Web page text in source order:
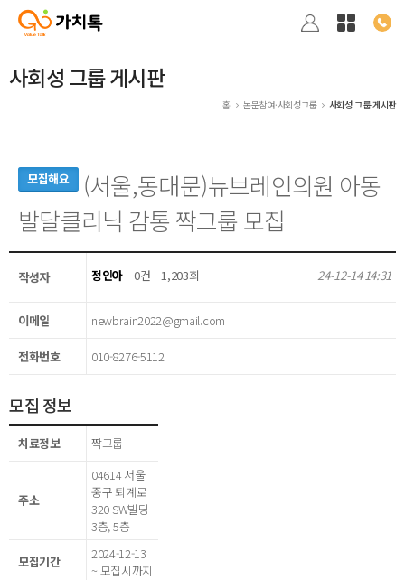
사회성 그룹 게시판
홈 논문참여·사회성그룹 사회성 그룹 게시판
모집해요
(서울,동대문)뉴브레인의원 아동
발달클리닉 감통 짝그룹 모집
작성자 정인아 0건 1,203회 24-12-14 14:31
이메일 newbrain2022@gmail.com
전화번호 010-8276-5112
모집 정보
치료정보 짝그룹
주소
04614 서울
중구 퇴계로
320 SW빌딩
3층, 5층
모집기간
2024-12-13
~ 모집시까지